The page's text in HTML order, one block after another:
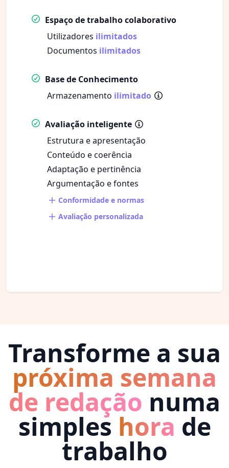
Espaço de trabalho colaborativo
Utilizadores ilimitados
Documentos ilimitados
Base de Conhecimento
Armazenamento ilimitado
Avaliação inteligente
Estrutura e apresentação
Conteúdo e coerência
Adaptação e pertinência
Argumentação e fontes
Conformidade e normas
Avaliação personalizada
Transforme a sua
próxima semana
de redação numa
simples hora de
trabalho